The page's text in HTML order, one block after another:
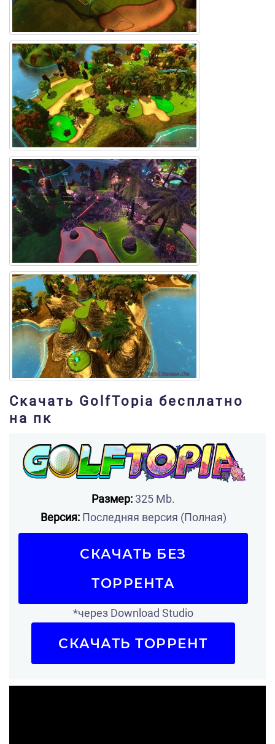
Скачать GolfTopia бесплатно
на пк
Размер: 325 Mb.
Версия:Последняя версия (Полная)
СКАЧАТЬ БЕЗ
ТОРРЕНТА
*через Download Studio
СКАЧАТЬ ТОРРЕНТ